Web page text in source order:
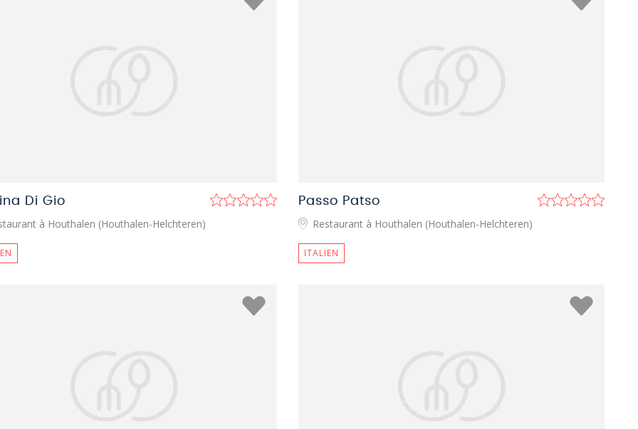
Di Gio
à Houthalen (Houthalen-Helchteren)
Passo Patso
Restaurant à Houthalen (Houthalen-Helchteren)
ITALIEN